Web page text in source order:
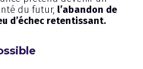
du futur, l’abandon de
d’échec retentissant.